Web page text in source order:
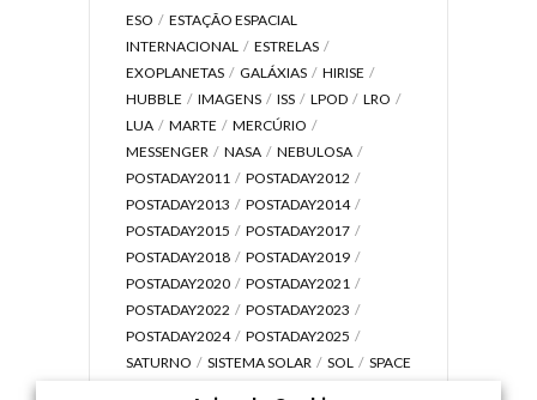
ESO
ESTAÇÃO ESPACIAL
INTERNACIONAL
ESTRELAS
EXOPLANETAS
GALÁXIAS
HIRISE
HUBBLE
IMAGENS ISS LPOD
LRO
LUA
MARTE
MERCÚRIO
MESSENGER
NASA
NEBULOSA
POSTADAY2011
POSTADAY2012
POSTADAY2013
POSTADAY2014
POSTADAY2015
POSTADAY2017
POSTADAY2018
POSTADAY2019
POSTADAY2020
POSTADAY2021
POSTADAY2022
POSTADAY2023
POSTADAY2024
POSTADAY2025
SATURNO
SISTEMA SOLAR SOL
SPACE